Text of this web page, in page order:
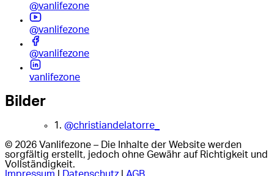
@vanlifezone
@vanlifezone
@vanlifezone
vanlifezone
Bilder
1. @christiandelatorre_
© 2026 Vanlifezone – Die Inhalte der Website werden
sorgfältig erstellt, jedoch ohne Gewähr auf Richtigkeit und
Vollständigkeit.